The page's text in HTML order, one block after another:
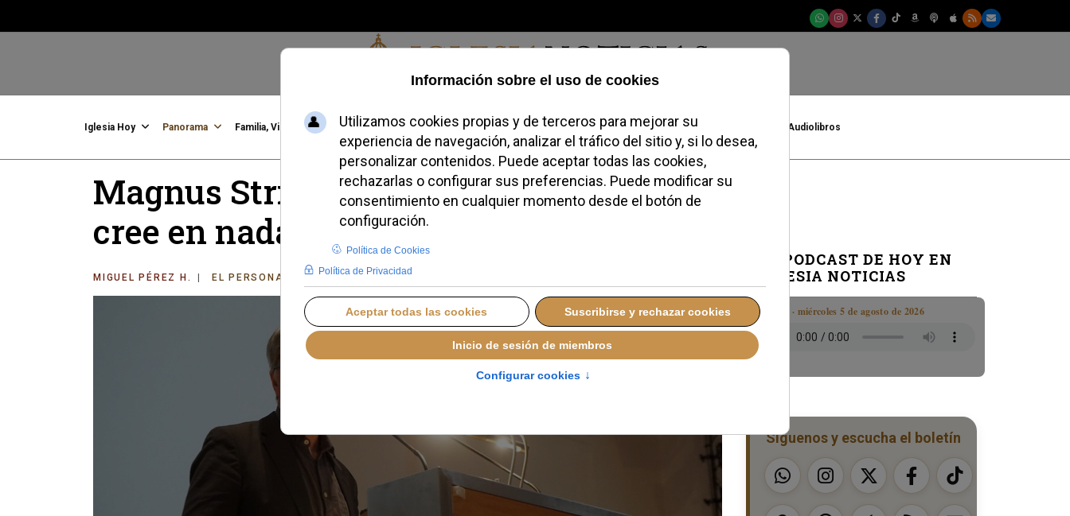
Jueves, 06 de agosto de 2026
Iglesia Hoy Panorama Familia, Vida, Identidad Credofobiómetro Blogs Temas Buscar #JovenesConFe Podcast Audiolibros
Magnus Striet: El nuevo Lutero que no
cree en nada
MIGUEL PÉREZ H. EL PERSONAJE VIERNES, 15 NOVIEMBRE 2024 12:49
EL PODCAST DE HOY EN
IGLESIA NOTICIAS
Boletín · miércoles 5 de agosto de 2026
Síguenos y escucha el boletín